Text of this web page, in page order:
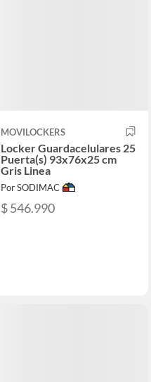
MOVILOCKERS
Locker Guardacelulares 25
Puerta(s) 93x76x25 cm
Gris Linea
Por SODIMAC
$ 546.990